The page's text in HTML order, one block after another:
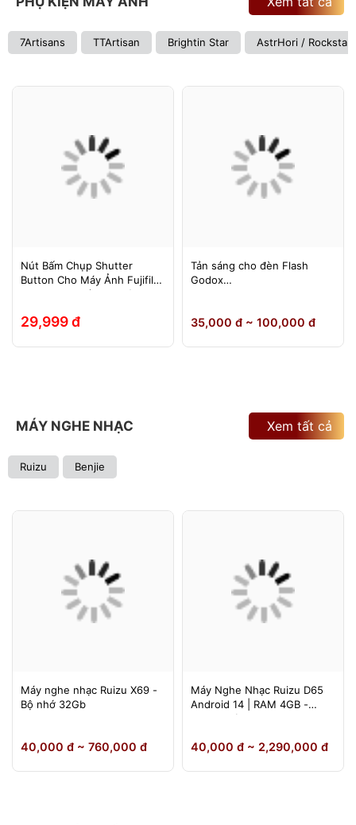
7Artisans TTArtisan Brightin Star AstrHori / Rockstar
Nút Bấm Chụp Shutter
Button Cho Máy Ảnh Fujifilm
Leica Contax (Ren Xoáy)
29,999 đ
Tản sáng cho đèn Flash
Godox
860III, Yongnuo 560II/565EX,
35,000 đ ~ 100,000 đ
MÁY NGHE NHẠC
Ruizu Benjie
Xem tất cả
Máy nghe nhạc Ruizu X69 -
Bộ nhớ 32Gb
40,000 đ ~ 760,000 đ
Máy Nghe Nhạc Ruizu D65
Android 14 | RAM 4GB -
64GB Chính Hãng
40,000 đ ~ 2,290,000 đ